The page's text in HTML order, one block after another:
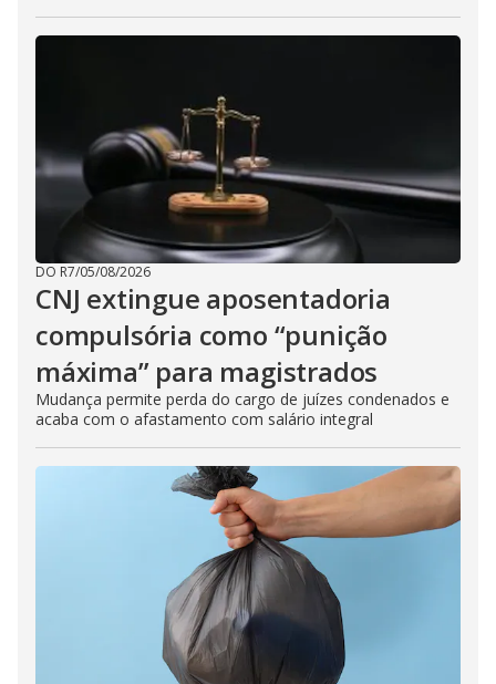
DO R7/05/08/2026
CNJ extingue aposentadoria
compulsória como “punição
máxima” para magistrados
Mudança permite perda do cargo de juízes condenados e
acaba com o afastamento com salário integral